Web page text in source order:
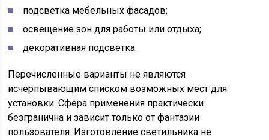
подсветка мебельных фасадов;
освещение зон для работы или отдыха;
декоративная подсветка.
Перечисленные варианты не являются
исчерпывающим списком возможных мест для
установки. Сфера применения практически
безгранична и зависит только от фантазии
пользователя. Изготовление светильника не